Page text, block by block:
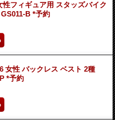
フィギュア用 スタッズバイク
B *予約
女性 バックレス ベスト 2種
*予約